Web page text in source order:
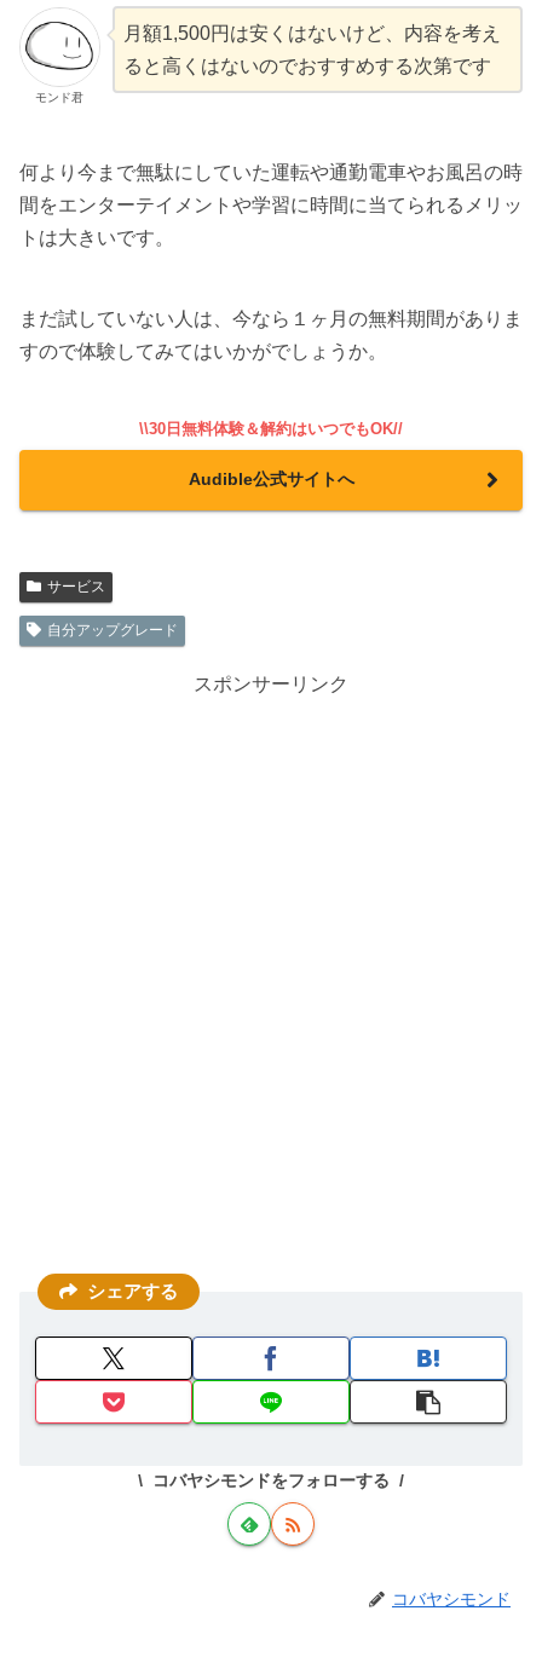
モンド君
月額1,500円は安くはないけど、内容を考え
ると高くはないのでおすすめする次第です
何より今まで無駄にしていた運転や通勤電車やお風呂の時
間をエンターテイメントや学習に時間に当てられるメリッ
トは大きいです。
まだ試していない人は、今なら１ヶ月の無料期間がありま
すので体験してみてはいかがでしょうか。
\\30日無料体験＆解約はいつでもOK//
Audible公式サイトへ
サービス
自分アップグレード
スポンサーリンク
シェアする
コバヤシモンドをフォローする
コバヤシモンド